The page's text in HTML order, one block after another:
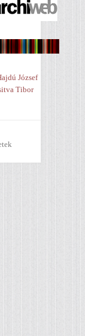
József
Tibor